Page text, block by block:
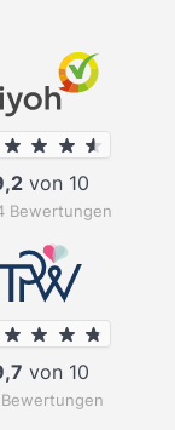
von 10
Bewertungen
von 10